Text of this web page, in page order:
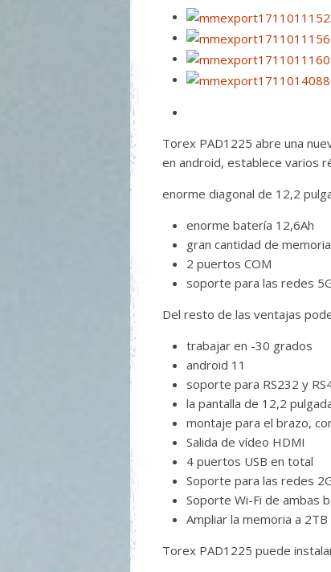
Torex PAD1225 abre una
en android, establece varios
enorme diagonal de 12,2
enorme batería 12,6Ah
gran cantidad de
2 puertos COM
soporte para las redes
Del resto de las ventajas
trabajar en -30 grados
android 11
soporte para RS232 y
la pantalla de 12,2
montaje para el brazo,
Salida de vídeo HDMI
4 puertos USB en total
Soporte para las redes
Soporte Wi-Fi de ambas
Ampliar la memoria a
Torex PAD1225 puede